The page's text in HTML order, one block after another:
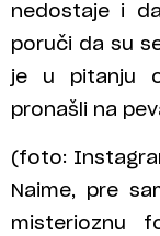
nedostaje i
poruči da su
je u pitanju
pronašli na
(foto:
Naime, pre
misterioznu